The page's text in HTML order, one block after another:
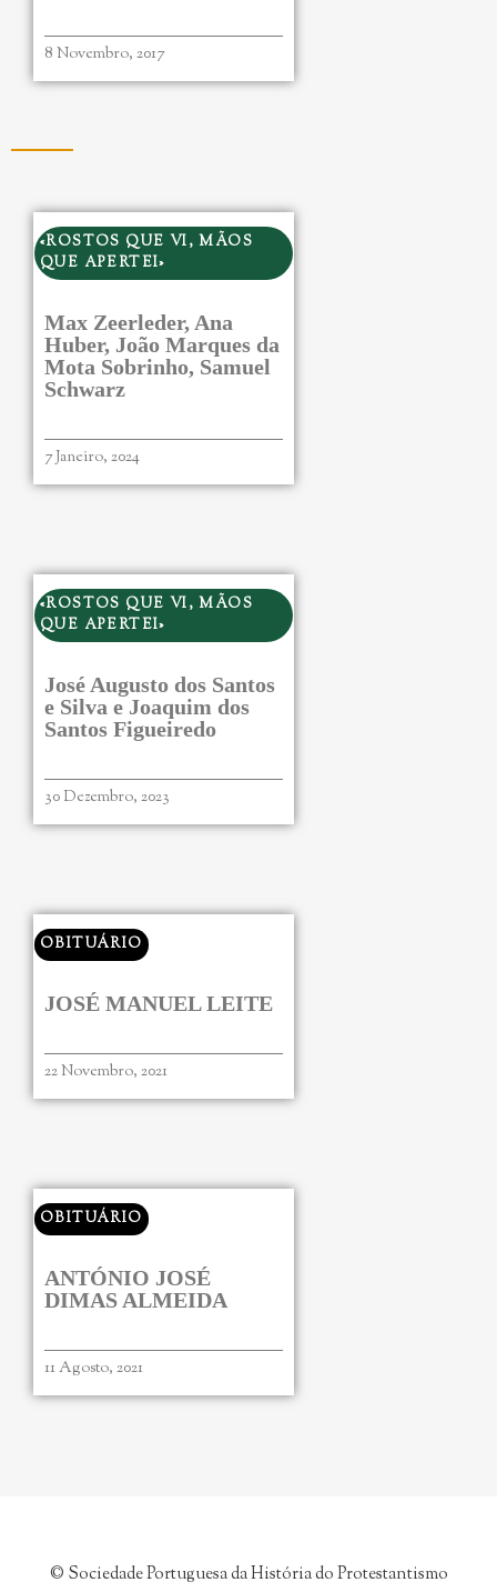
8 Novembro, 2017
«ROSTOS QUE VI, MÃOS
QUE APERTEI»
Max Zeerleder, Ana
Huber, João Marques da
Mota Sobrinho, Samuel
Schwarz
7 Janeiro, 2024
«ROSTOS QUE VI, MÃOS
QUE APERTEI»
José Augusto dos Santos
e Silva e Joaquim dos
Santos Figueiredo
30 Dezembro, 2023
OBITUÁRIO
JOSÉ MANUEL LEITE
22 Novembro, 2021
OBITUÁRIO
ANTÓNIO JOSÉ
DIMAS ALMEIDA
11 Agosto, 2021
© Sociedade Portuguesa da História do Protestantismo